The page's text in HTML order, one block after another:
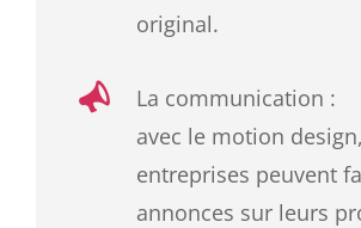
original.
La communication :
avec le motion
entreprises peuvent
annonces sur leurs